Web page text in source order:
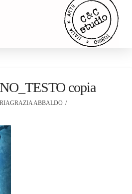
copia
ABBALDO